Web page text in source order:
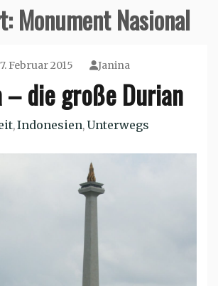
Monument Nasional
7. Februar 2015 Janina
– die große Durian
,Indonesien, Unterwegs